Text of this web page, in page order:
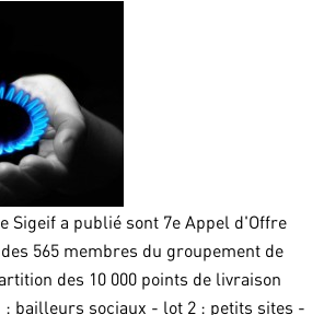
Sigeif a publié sont 7e Appel d'Offre
565 membres du groupement de
des 10 000 points de livraison
: bailleurs sociaux - lot 2 : petits sites -